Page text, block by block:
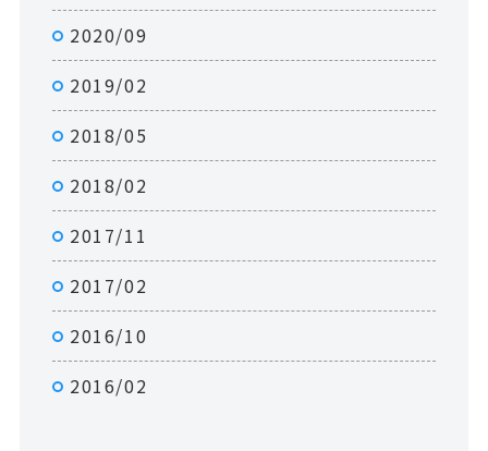
2020/09
2019/02
2018/05
2018/02
2017/11
2017/02
2016/10
2016/02